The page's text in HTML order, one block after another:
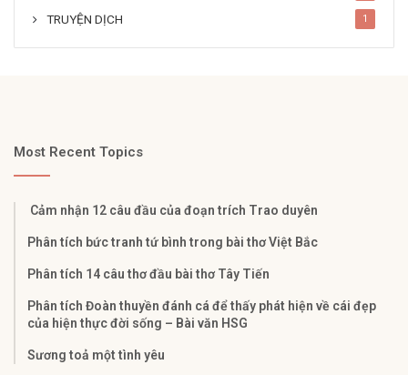
TRUYỆN DỊCH 1
Most Recent Topics
Cảm nhận 12 câu đầu của đoạn trích Trao duyên
Phân tích bức tranh tứ bình trong bài thơ Việt Bắc
Phân tích 14 câu thơ đầu bài thơ Tây Tiến
Phân tích Đoàn thuyền đánh cá để thấy phát hiện về cái đẹp
của hiện thực đời sống – Bài văn HSG
Sương toả một tình yêu